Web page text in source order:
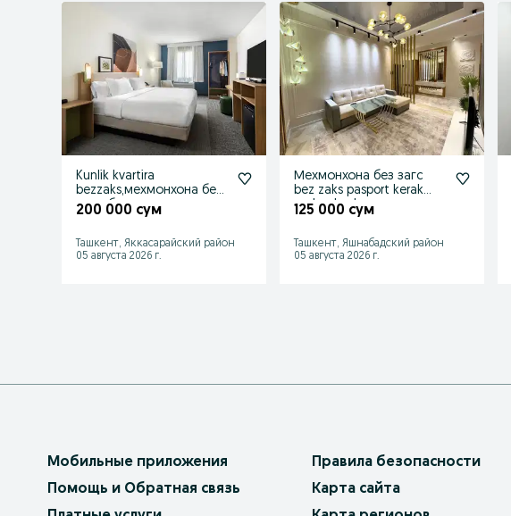
Kunlik kvartira
bezzaks,мехмонхона без
загс, без закс
гостиница,hotel
200 000 сум
Ташкент, Яккасарайский район
05 августа 2026 г.
Мехмонхона без загс
bez zaks pasport kerak
yashnabod
125 000 сум
Ташкент, Яшнабадский район
05 августа 2026 г.
Мобильные приложения
Помощь и Обратная связь
Правила безопасности
Карта сайта